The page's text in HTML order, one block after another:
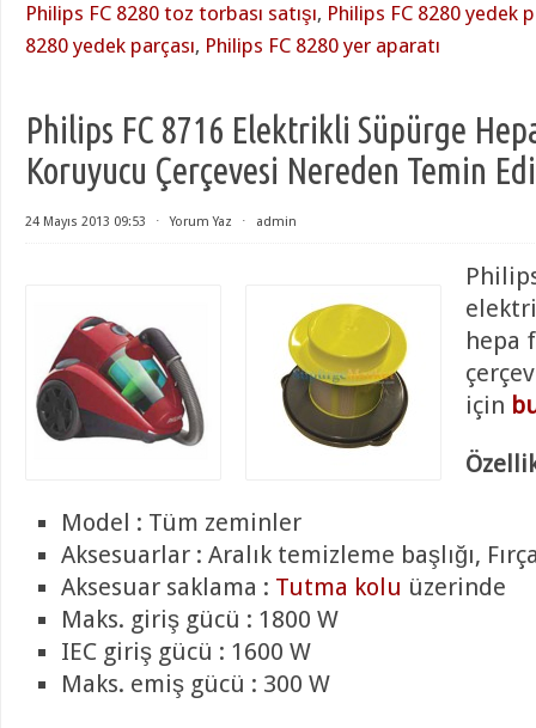
Philips FC 8280 toz torbası satışı, Philips FC 8280 yedek
8280 yedek parçası, Philips FC 8280 yer aparatı
Philips FC 8716 Elektrikli Süpürge
Koruyucu Çerçevesi Nereden Temin
24 Mayıs 2013 09:53 ⋅ Yorum Yaz ⋅ admin
hepa
için
Model : Tüm zeminler
Aksesuarlar : Aralık temizleme başlığı,
Aksesuar saklama : Tutma kolu üzerinde
Maks. giriş gücü : 1800 W
IEC giriş gücü : 1600 W
Maks. emiş gücü : 300 W